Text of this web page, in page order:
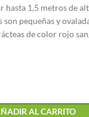
hasta 1,5 metros de
son pequeñas y
de color rojo
AL CARRITO